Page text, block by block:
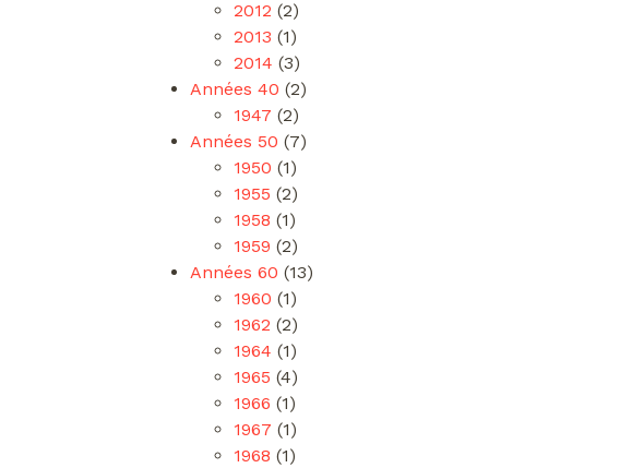
2012 (2)
2013 (1)
2014 (3)
Années 40 (2)
1947 (2)
Années 50 (7)
1950 (1)
1955 (2)
1958 (1)
1959 (2)
Années 60 (13)
1960 (1)
1962 (2)
1964 (1)
1965 (4)
1966 (1)
1967 (1)
1968 (1)